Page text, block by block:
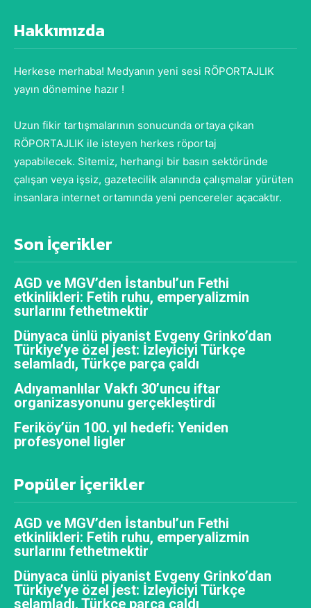
Hakkımızda
Herkese merhaba! Medyanın yeni sesi RÖPORTAJLIK
yayın dönemine hazır !
Uzun fikir tartışmalarının sonucunda ortaya çıkan
RÖPORTAJLIK ile isteyen herkes röportaj
yapabilecek. Sitemiz, herhangi bir basın sektöründe
çalışan veya işsiz, gazetecilik alanında çalışmalar yürüten
insanlara internet ortamında yeni pencereler açacaktır.
Son İçerikler
AGD ve MGV’den İstanbul’un Fethi
etkinlikleri: Fetih ruhu, emperyalizmin
surlarını fethetmektir
Dünyaca ünlü piyanist Evgeny Grinko’dan
Türkiye’ye özel jest: İzleyiciyi Türkçe
selamladı, Türkçe parça çaldı
Adıyamanlılar Vakfı 30’uncu iftar
organizasyonunu gerçekleştirdi
Feriköy’ün 100. yıl hedefi: Yeniden
profesyonel ligler
Popüler İçerikler
AGD ve MGV’den İstanbul’un Fethi
etkinlikleri: Fetih ruhu, emperyalizmin
surlarını fethetmektir
Dünyaca ünlü piyanist Evgeny Grinko’dan
Türkiye’ye özel jest: İzleyiciyi Türkçe
selamladı, Türkçe parça çaldı